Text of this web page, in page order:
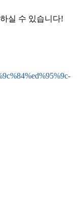
실 수 있습니다!